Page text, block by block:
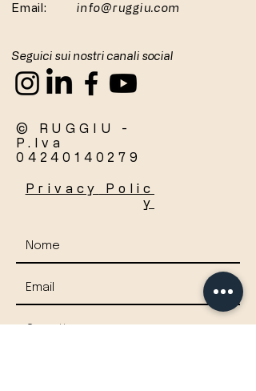
Email: info@ruggiu.com
Seguici sui nostri canali social
© RUGGIU -
P.Iva
04240140279
Privacy
Polic
y